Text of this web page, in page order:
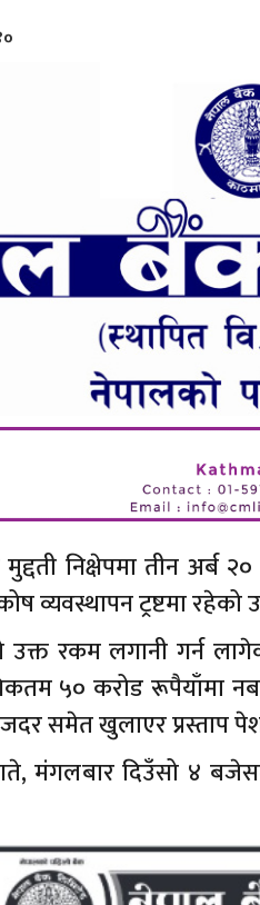
निक्षेपमा तीन अर्ब
ट्रष्टमा रहेको
रकम लगानी गर्न
५० करोड रूपैयाँमा
समेत खुलाएर प्रस्ताप
मंगलबार दिउँसो ४